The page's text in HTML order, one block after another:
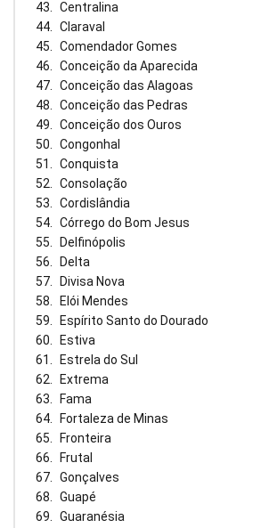
Centralina
Claraval
Comendador Gomes
Conceição da Aparecida
Conceição das Alagoas
Conceição das Pedras
Conceição dos Ouros
Congonhal
Conquista
Consolação
Cordislândia
Córrego do Bom Jesus
Delfinópolis
Delta
Divisa Nova
Elói Mendes
Espírito Santo do Dourado
Estiva
Estrela do Sul
Extrema
Fama
Fortaleza de Minas
Fronteira
Frutal
Gonçalves
Guapé
Guaranésia